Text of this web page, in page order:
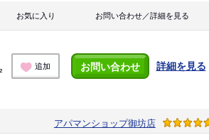
お気に入り お問い合わせ／詳細を見る
追加 お問い合わせ 詳細を見る
アパマンショップ御坊店